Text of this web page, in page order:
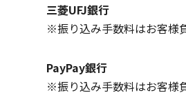
三菱UFJ銀行
※振り込み手数料はお客様
PayPay銀行
※振り込み手数料はお客様